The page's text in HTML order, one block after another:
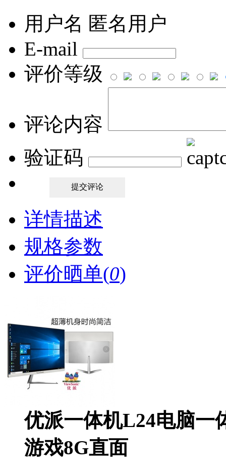
用户名 匿名用户
E-mail
评价等级
评论内容
验证码
详情描述
规格参数
评价晒单(0)
优派一体机L24电脑一
游戏8G直面